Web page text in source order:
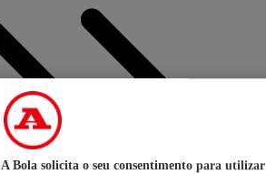
A Bola solicita o seu consentimento para utilizar